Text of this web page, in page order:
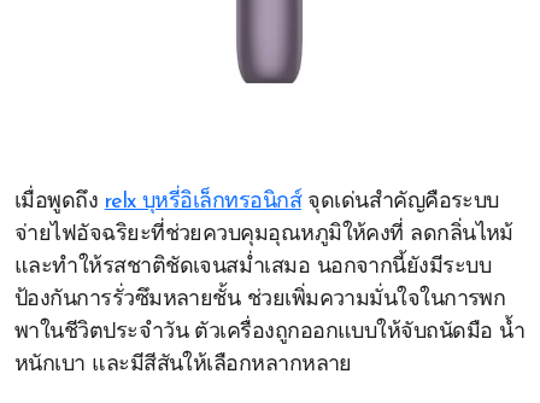
เมื่อพูดถึง relx บุหรี่อิเล็กทรอนิกส์จุดเด่นสำคัญคือระบบ
จ่ายไฟอัจฉริยะที่ช่วยควบคุมอุณหภูมิให้คงที่ ลดกลิ่นไหม้
และทำให้รสชาติชัดเจนสม่ำเสมอ นอกจากนี้ยังมีระบบ
ป้องกันการรั่วซึมหลายชั้น ช่วยเพิ่มความมั่นใจในการพก
พาในชีวิตประจำวัน ตัวเครื่องถูกออกแบบให้จับถนัดมือ น้ำ
หนักเบา และมีสีสันให้เลือกหลากหลาย